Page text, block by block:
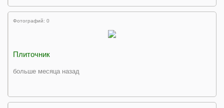
Фотографий: 0
Плиточник
больше месяца назад